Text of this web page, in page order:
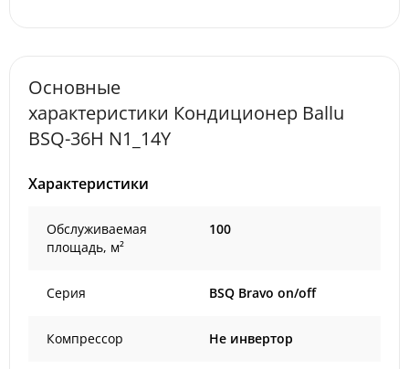
Основные
характеристики Кондиционер Ballu
BSQ-36H N1_14Y
Характеристики
Обслуживаемая
площадь, м²
100
Серия BSQ Bravo on/off
Компрессор Не инвертор